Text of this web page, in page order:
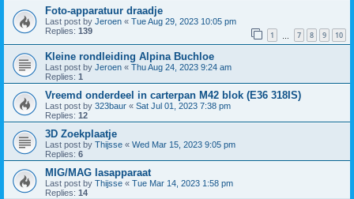
Foto-apparatuur draadje
Last post by Jeroen « Tue Aug 29, 2023 10:05 pm
Replies: 139 1 7 8 9 10
Kleine rondleiding Alpina Buchloe
Last post by Jeroen « Thu Aug 24, 2023 9:24 am
Replies: 1
Vreemd onderdeel in carterpan M42 blok (E36 318IS)
Last post by 323baur « Sat Jul 01, 2023 7:38 pm
Replies: 12
3D Zoekplaatje
Last post by Thijsse « Wed Mar 15, 2023 9:05 pm
Replies: 6
MIG/MAG lasapparaat
Last post by Thijsse « Tue Mar 14, 2023 1:58 pm
Replies: 14